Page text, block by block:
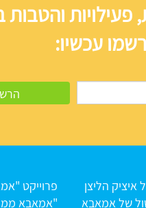
והטבות
עכשיו:
איציק הליצן
של אמאבא
פרוייקט
"אמאבא